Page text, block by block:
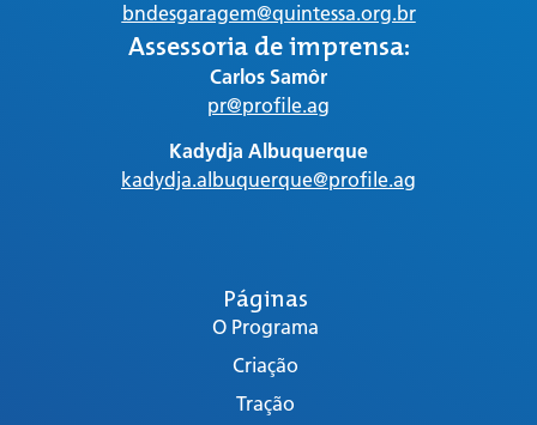
Páginas
O Programa
Criação
Tração
bndesgaragem@quintessa.org.br
Assessoria de imprensa:
Carlos Samôr
pr@profile.ag
Kadydja Albuquerque
kadydja.albuquerque@profile.ag